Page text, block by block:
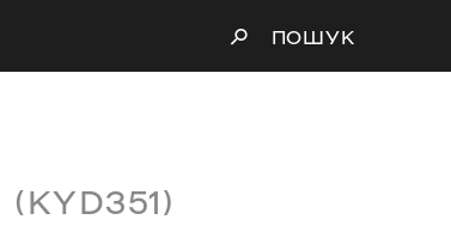
ПОШУК
(KYD351)